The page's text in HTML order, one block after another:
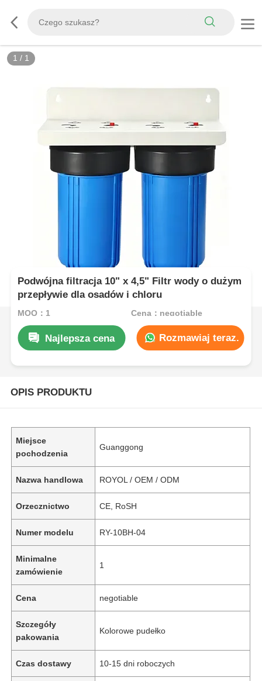
1 / 1
Podwójna filtracja 10" x 4,5" Filtr wody o dużym
przepływie dla osadów i chloru
MOQ：1 Cena：negotiable
Najlepsza cena Rozmawiaj teraz.
OPIS PRODUKTU
Miejsce
pochodzenia
Guanggong
Nazwa handlowa ROYOL / OEM / ODM
Orzecznictwo CE, RoSH
Numer modelu RY-10BH-04
Minimalne
zamówienie
1
Cena negotiable
Szczegóły
pakowania
Kolorowe pudełko
Czas dostawy 10-15 dni roboczych